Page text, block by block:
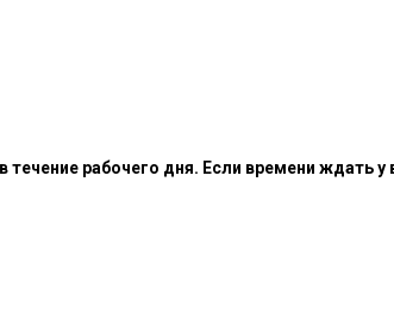
рабочего дня. Если времени ждать у